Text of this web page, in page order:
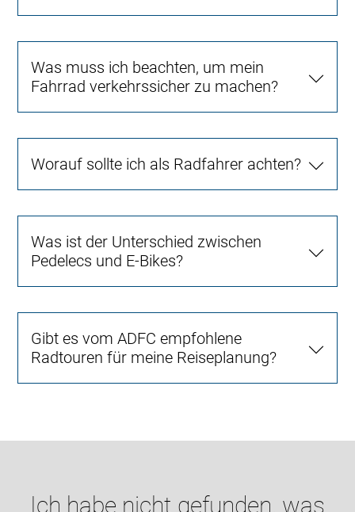
Was muss ich beachten, um mein
Fahrrad verkehrssicher zu machen?
Worauf sollte ich als Radfahrer achten?
Was ist der Unterschied zwischen
Pedelecs und E-Bikes?
Gibt es vom ADFC empfohlene
Radtouren für meine Reiseplanung?
Ich habe nicht gefunden, was